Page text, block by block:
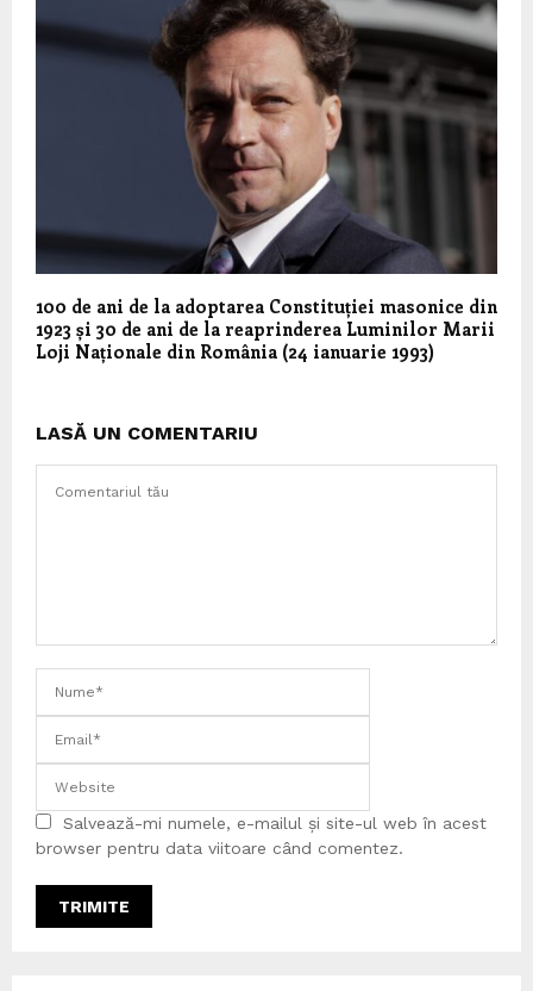
100 de ani de la adoptarea Constituției masonice din
1923 și 30 de ani de la reaprinderea Luminilor Marii
Loji Naționale din România (24 ianuarie 1993)
LASĂ UN COMENTARIU
Salvează-mi numele, e-mailul și site-ul web în acest
browser pentru data viitoare când comentez.